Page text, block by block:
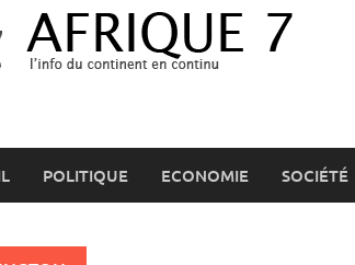
POLITIQUE ECONOMIE SOCIÉTÉ